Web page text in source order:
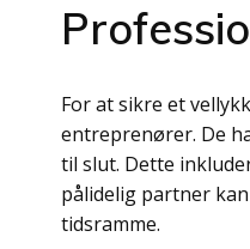
For at sikre et
entreprenører. De
til slut. Dette
pålidelig partner
tidsramme.